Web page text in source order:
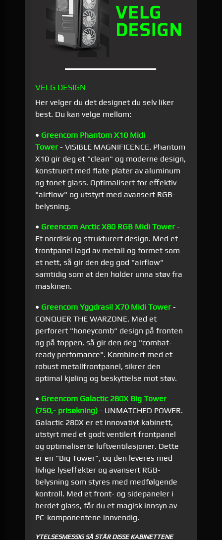
VELG DESIGN
Her velger du det designet du selv liker
best. Du kan velge mellom:
• Greencom Phantom X10 Midi
Tower - VISIBLE MAGNIFICENCE. Phantom
X10 gir deg et "clean" og moderne design,
konstruert med flate plater av aluminum
og tonet glass. Optimalisert for effektiv
"airflow" og utstyrt med avansert RGB-
belysning.
• Greencom Arctic X80 RGB Midi Tower -
Et nordisk og strukturert design. Med et
frontpanel lagd av metall og formet som
et nett, så gir den deg god "airflow"
samtidig som at den holder unna støv fra
maskinen.
• Greencom Yggdrasil X70 Midi Tower -
CONQUER THE WARZONE. Med et
perforert "honeycomb" design på fronten
og på toppen, så gir den deg "combat-
ready perfomance". Kombinert med et
robust metallfrontpanel, sikrer den
optimal kjøling og beskyttelse mot støv.
• Greencom Galactic 280X Big Tower
(750,- prisøkning) - UNMATCHED POWER.
Galactic 280X er et innovativt kabinett,
utstyrt med et godt ventilert frontpanel
og optimaliserte luftventilasjoner. Dette
er en "Big Tower", og den leveres med
livlige lyseffekter og avansert RGB-
belysning som styres med medfølgende
kontroll. Med et front- og sidepaneler i
herdet glass, får du et magisk innsyn av
PC-komponentene innvendig.
YTELSESMESSIG SÅ STÅR DISSE KABINETTENE